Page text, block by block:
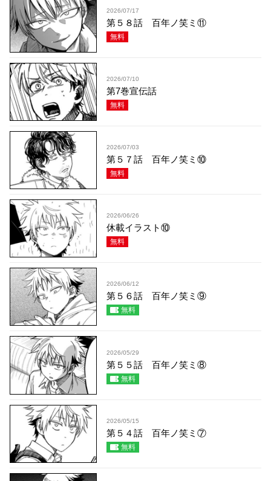
2026/07/17
第５８話 百年ノ笑ミ⑪
無料
2026/07/10
第7巻宣伝話
無料
2026/07/03
第５７話 百年ノ笑ミ⑩
無料
2026/06/26
休載イラスト⑩
無料
2026/06/12
第５６話 百年ノ笑ミ⑨
無料
2026/05/29
第５５話 百年ノ笑ミ⑧
無料
2026/05/15
第５４話 百年ノ笑ミ⑦
無料